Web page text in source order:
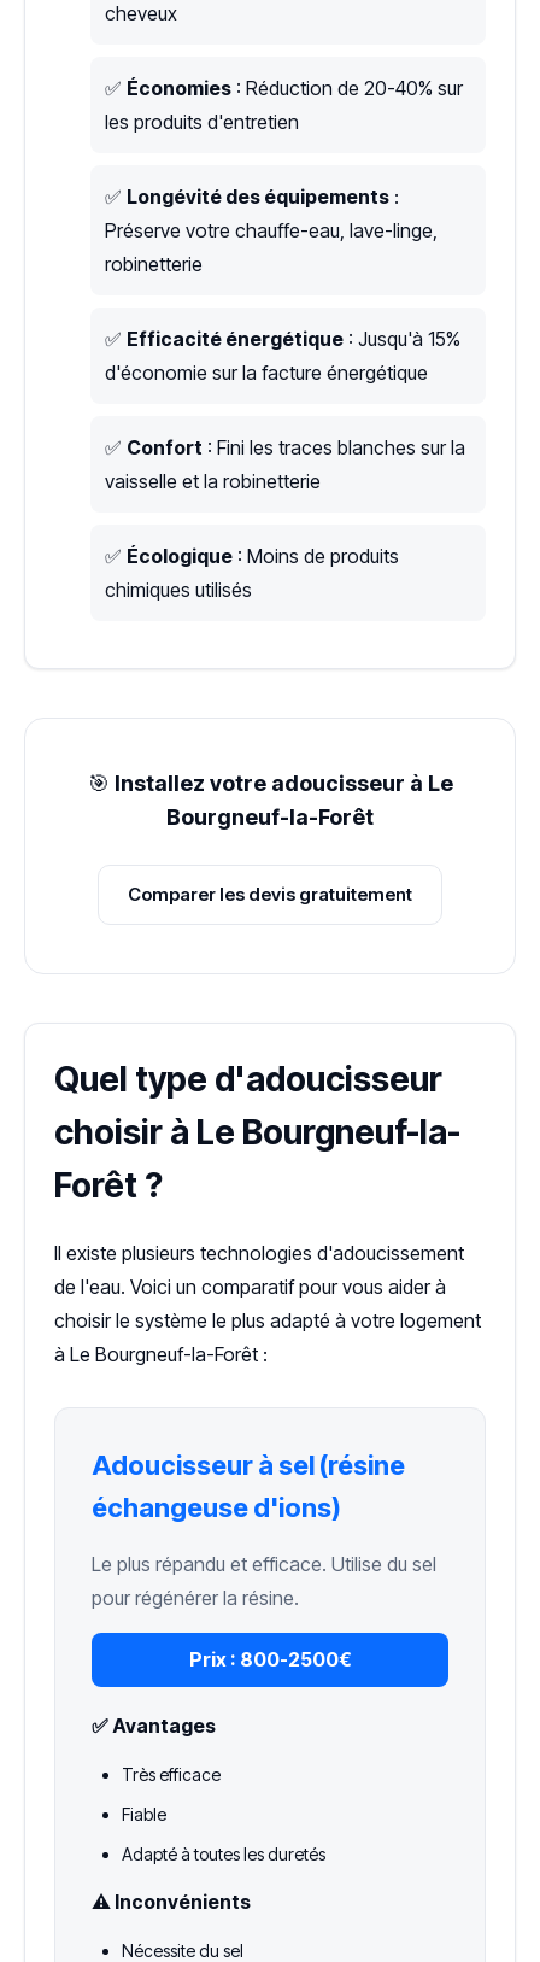
cheveux
✅ Économies : Réduction de 20-40% sur
les produits d'entretien
✅ Longévité des équipements :
Préserve votre chauffe-eau, lave-linge,
robinetterie
✅ Efficacité énergétique : Jusqu'à 15%
d'économie sur la facture énergétique
✅ Confort : Fini les traces blanches sur la
vaisselle et la robinetterie
✅ Écologique : Moins de produits
chimiques utilisés
🎯 Installez votre adoucisseur à Le
Bourgneuf-la-Forêt
Comparer les devis gratuitement
Quel type d'adoucisseur
choisir à Le Bourgneuf-la-
Forêt ?
Il existe plusieurs technologies d'adoucissement
de l'eau. Voici un comparatif pour vous aider à
choisir le système le plus adapté à votre logement
à Le Bourgneuf-la-Forêt :
Adoucisseur à sel (résine
échangeuse d'ions)
Le plus répandu et efficace. Utilise du sel
pour régénérer la résine.
Prix : 800-2500€
✅ Avantages
Très efficace
Fiable
Adapté à toutes les duretés
⚠️ Inconvénients
Nécessite du sel